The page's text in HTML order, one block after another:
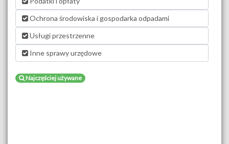
Ochrona środowiska i gospodarka odpadami
Usługi przestrzenne
Inne sprawy urzędowe
Najczęściej używane